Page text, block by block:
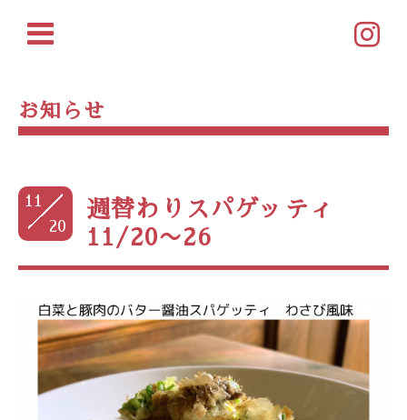
お知らせ
11
20
週替わりスパゲッティ
11/20〜26